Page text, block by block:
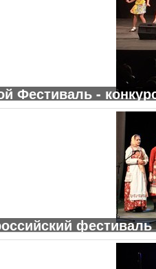
Фестиваль -